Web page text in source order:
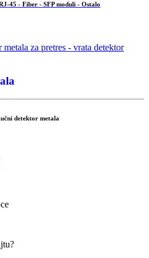
45 - Fiber - SFP moduli - Ostalo
detektor metala